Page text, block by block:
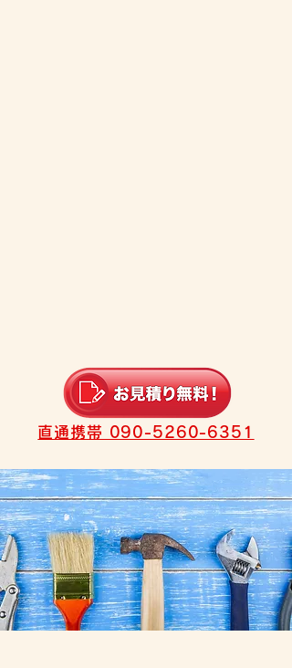
直通携帯 090-5260-6351